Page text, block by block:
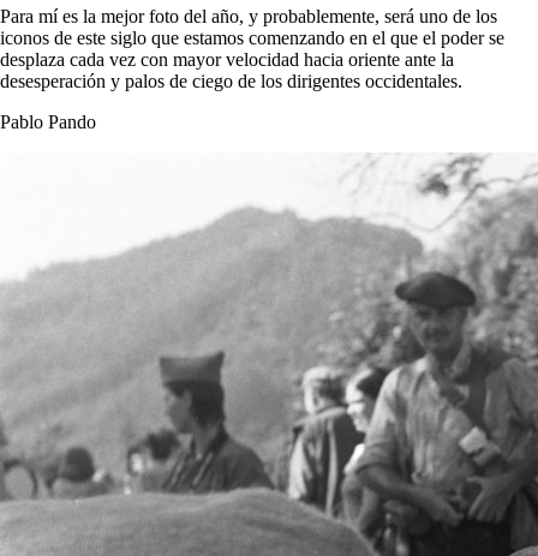
Para mí es la mejor foto del año, y probablemente, será uno de los
iconos de este siglo que estamos comenzando en el que el poder se
desplaza cada vez con mayor velocidad hacia oriente ante la
desesperación y palos de ciego de los dirigentes occidentales.
Pablo Pando